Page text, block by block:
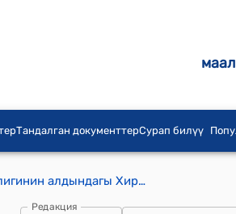
Тандалган документтерСурап билүү
"Кыргыз Республикасынын Саламаттык сактоо министрлигинин алдындагы Хирургиялык реконструктивдөө-калыбына келтирүү илимий борборунун" УСТАВЫ (Кыргыз Республикасынын Өкмөтүнүн 2017-жылдын 19-апрелиндеги № 226 токтому менен бекитилген)
Редакция